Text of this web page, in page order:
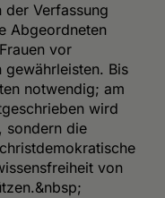
der Verfassung
Abgeordneten
vor
gewährleisten. Bis
notwendig; am
wird
sondern die
von